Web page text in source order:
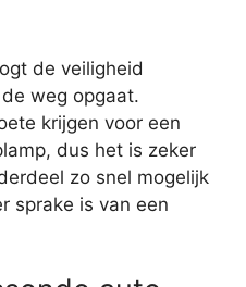
de veiligheid
weg opgaat.
krijgen voor een
dus het is zeker
zo snel mogelijk
sprake is van een